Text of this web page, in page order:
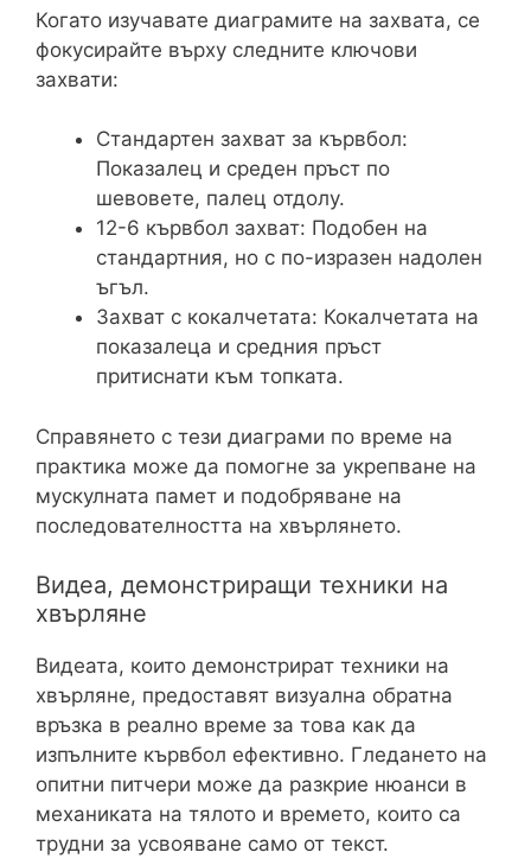
Когато изучавате диаграмите на захвата, се
фокусирайте върху следните ключови
захвати:
Стандартен захват за кървбол:
Показалец и среден пръст по
шевовете, палец отдолу.
12-6 кървбол захват: Подобен на
стандартния, но с по-изразен надолен
ъгъл.
Захват с кокалчетата: Кокалчетата на
показалеца и средния пръст
притиснати към топката.
Справянето с тези диаграми по време на
практика може да помогне за укрепване на
мускулната памет и подобряване на
последователността на хвърлянето.
Видеа, демонстриращи техники на
хвърляне
Видеата, които демонстрират техники на
хвърляне, предоставят визуална обратна
връзка в реално време за това как да
изпълните кървбол ефективно. Гледането на
опитни питчери може да разкрие нюанси в
механиката на тялото и времето, които са
трудни за усвояване само от текст.